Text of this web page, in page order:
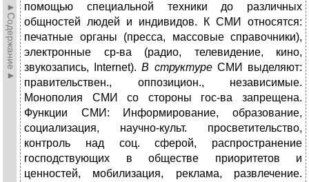
►Содержание►
помощью специальной техники до различных
общностей людей и индивидов. К СМИ относятся:
печатные органы (пресса, массовые справочники),
электронные ср-ва (радио, телевидение, кино,
звукозапись, Internet).В структуреСМИ выделяют:
правительствен., оппозицион., независимые.
Монополия СМИ со стороны гос-ва запрещена.
Функции СМИ: Информирование, образование,
социализация, научно-культ. просветительство,
контроль над соц. сферой, распространение
господствующих в обществе приоритетов и
ценностей, мобилизация, реклама, развлечение.